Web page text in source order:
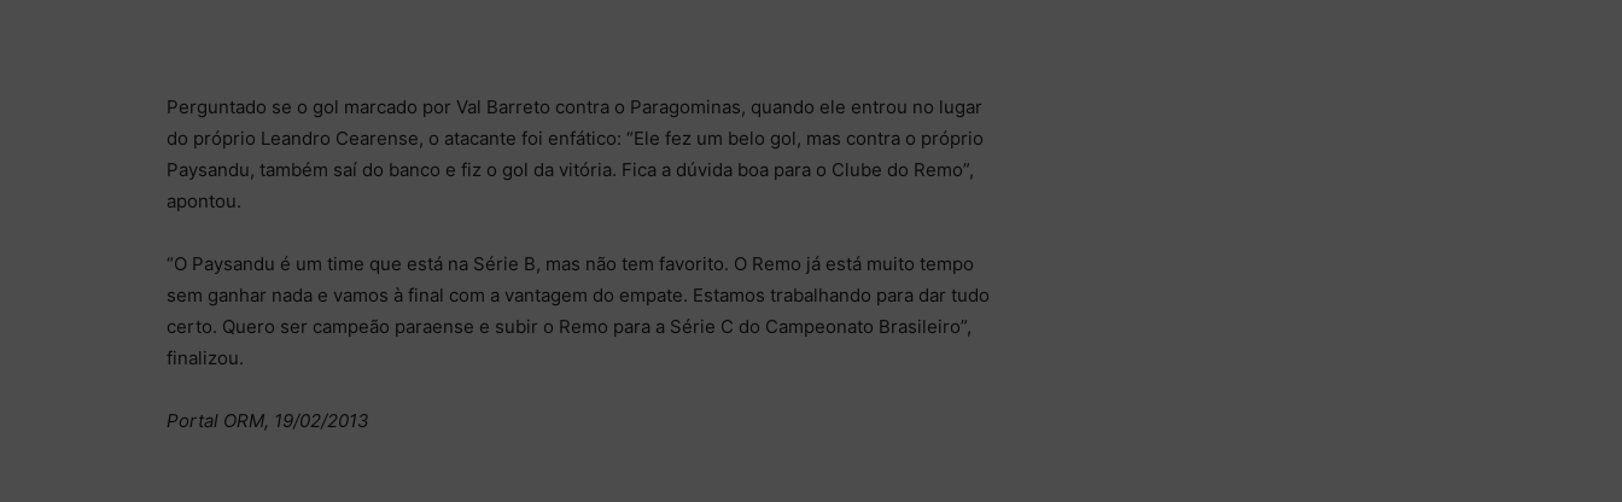
Perguntado se o gol marcado por Val Barreto contra o Paragominas, quando ele entrou no lugar
do próprio Leandro Cearense, o atacante foi enfático: “Ele fez um belo gol, mas contra o próprio
Paysandu, também saí do banco e fiz o gol da vitória. Fica a dúvida boa para o Clube do Remo”,
apontou.
“O Paysandu é um time que está na Série B, mas não tem favorito. O Remo já está muito tempo
sem ganhar nada e vamos à final com a vantagem do empate. Estamos trabalhando para dar tudo
certo. Quero ser campeão paraense e subir o Remo para a Série C do Campeonato Brasileiro”,
finalizou.
Portal ORM, 19/02/2013